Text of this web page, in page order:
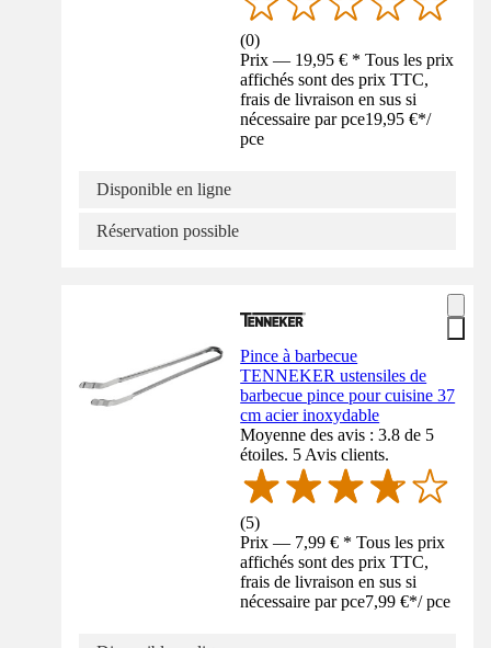
(0)
Prix — 19,95 € * Tous les prix
affichés sont des prix TTC,
frais de livraison en sus si
nécessaire par pce19,95 €*/
pce
Disponible en ligne
Réservation possible
Pince à barbecue
TENNEKER ustensiles de
barbecue pince pour cuisine 37
cm acier inoxydable
Moyenne des avis : 3.8 de 5
étoiles. 5 Avis clients.
(5)
Prix — 7,99 € * Tous les prix
affichés sont des prix TTC,
frais de livraison en sus si
nécessaire par pce7,99 €*/ pce